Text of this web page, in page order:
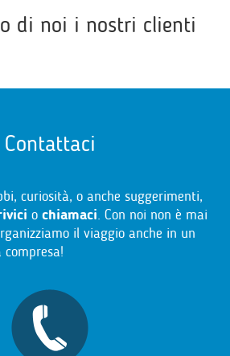
di noi i nostri clienti
Contattaci
curiosità, o anche suggerimenti,
o chiamaci. Con noi non è mai
il viaggio anche in un